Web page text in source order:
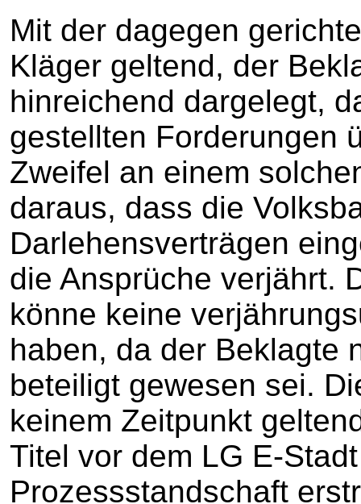
Mit der dagegen
Kläger geltend, der
hinreichend dargelegt,
gestellten Forderungen
Zweifel an einem
daraus, dass die
Darlehensverträgen
die Ansprüche verjährt.
könne keine
haben, da der Beklagte
beteiligt gewesen sei.
keinem Zeitpunkt
Titel vor dem LG E-
Prozessstandschaft